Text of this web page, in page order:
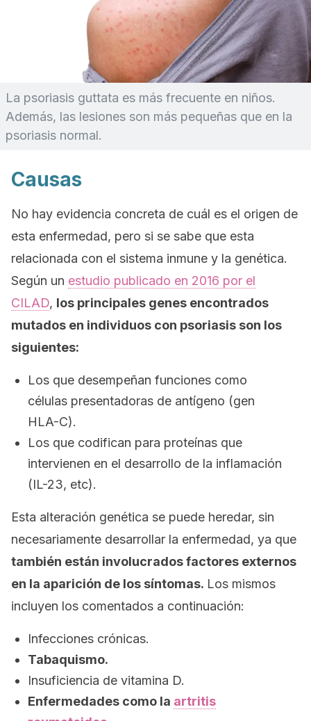
La psoriasis guttata es más frecuente en niños.
Además, las lesiones son más pequeñas que en la
psoriasis normal.
Causas
No hay evidencia concreta de cuál es el origen de
esta enfermedad, pero si se sabe que esta
relacionada con el sistema inmune y la genética.
Según un estudio publicado en 2016 por el
CILAD, los principales genes encontrados
mutados en individuos con psoriasis son los
siguientes:
Los que desempeñan funciones como
células presentadoras de antígeno (gen
HLA-C).
Los que codifican para proteínas que
intervienen en el desarrollo de la inflamación
(IL-23, etc).
Esta alteración genética se puede heredar, sin
necesariamente desarrollar la enfermedad, ya que
también están involucrados factores externos
en la aparición de los síntomas. Los mismos
incluyen los comentados a continuación:
Infecciones crónicas.
Tabaquismo.
Insuficiencia de vitamina D.
Enfermedades como la artritis